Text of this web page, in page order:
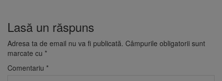
Lasă un răspuns
Adresa ta de email nu va fi publicată. Câmpurile obligatorii sunt
marcate cu *
Comentariu *